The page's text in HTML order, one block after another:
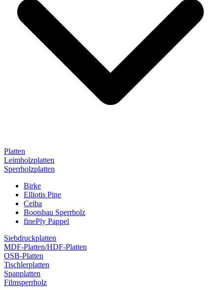
Platten
Leimholzplatten
Sperrholzplatten
Birke
Elliotis Pine
Ceiba
Bootsbau Sperrholz
finePly Pappel
Siebdruckplatten
MDF-Platten/HDF-Platten
OSB-Platten
Tischlerplatten
Spanplatten
Filmsperrholz